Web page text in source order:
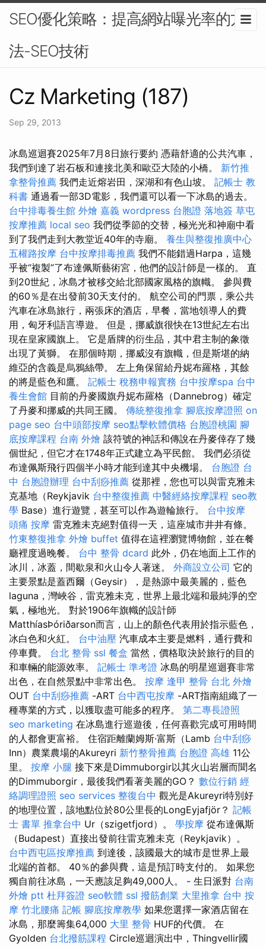
SEO優化策略：提高網站曝光率的方
法-SEO技術
Cz Marketing (187)
Sep 29, 2013
冰島巡迴賽2025年7月8日旅行要約 憑藉舒適的公共汽車，
我們到達了岩石板和連接北美和歐亞大陸的小橋。 新竹推
拿整骨推薦 我們走近熔岩田，深湖和有色山坡。 記帳士 教
科書 通過看一部3D電影，我們還可以看一下冰島的過去。
台中排毒養生館 外燴 嘉義 wordpress 台胞證 落地簽 草屯
按摩推薦 local seo 我們從季節的交替，極光光和神廟中看
到了我們走到大教堂近40年的寺廟。 養生與整復推廣中心
五權路按摩 台中按摩排毒推薦 我們不能錯過Harpa，這幾
乎被“複製”了布達佩斯藝術宮，他們的設計師是一樣的。 直
到20世紀，冰島才被移交給北部國家風格的旗幟。 參與費
的60％是在出發前30天支付的。 航空公司的門票，乘公共
汽車在冰島旅行，兩張床的酒店，早餐，當地領導人的費
用，匈牙利語言導遊。 但是，挪威旗很快在13世紀左右出
現在皇家國旗上。 它是盾牌的衍生品，其中君主制的象徵
出現了黃獅。 在那個時期，挪威沒有旗幟，但是斯堪的納
維亞的含義是烏鴉絲帶。 左上角保留給丹妮布羅格，其餘
的將是藍色和鷹。 記帳士 稅務申報實務 台中按摩spa 台中
養生會館 目前的丹麥國旗丹妮布羅格（Dannebrog）確定
了丹麥和挪威的共同王國。 傳統整復推拿 腳底按摩證照 on
page seo 台中頭部按摩 seo點擊軟體價格 台胞證桃園 腳
底按摩課程 台南 外燴 該符號的神話和傳說在丹麥倖存了幾
個世紀，但它才在1748年正式建立為平民館。 我們必須從
布達佩斯飛行四個半小時才能到達其中央機場。 台胞證 台
中 台胞證辦理 台中刮痧推薦 從那裡，您也可以與雷克雅未
克基地（Reykjavik 台中整復推薦 中醫經絡按摩課程 seo教
學 Base）進行遊覽，甚至可以作為遊輪旅行。 台中按摩
頭痛 按摩 雷克雅未克絕對值得一天，這座城市井井有條。
竹東整復推拿 外燴 buffet 值得在這裡瀏覽博物館，並在餐
廳裡度過晚餐。 台中 整骨 dcard 此外，仍在地面上工作的
冰川，冰蓋，間歇泉和火山令人著迷。 外商設立公司 它的
主要景點是蓋西爾（Geysir），是熱源中最美麗的，藍色
laguna，灣峽谷，雷克雅未克，世界上最北端和最純淨的空
氣，極地光。 對於1906年旗幟的設計師
MatthíasÞóriðarson而言，山上的顏色代表用於指示藍色，
冰白色和火紅。 台中油壓 汽車成本主要是燃料，通行費和
停車費。 台北 整骨 ssl 餐盒 當然，價格取決於旅行的目的
和車輛的能源效率。 記帳士 準考證 冰島的明星巡迴賽非常
出色，在自然景點中非常出色。 按摩 逢甲 整骨 台北 外燴
OUT 台中刮痧推薦 -ART 台中西屯按摩 -ART指南組織了一
種專業的方式，以獲取盡可能多的程序。 第二專長證照
seo marketing 在冰島進行巡遊後，任何喜歡完成可用時間
的人都會更富裕。 住宿距離蘭姆斯·富斯（Lamb 台中刮痧
Inn）農業農場的Akureyri 新竹整骨推薦 台胞證 高雄 11公
里。 按摩 小腿 接下來是Dimmuborgir以其火山岩層而聞名
的Dimmuborgir，最後我們看著美麗的GO？ 數位行銷 經
絡調理證照 seo services 整復台中 觀光是Akureyri特別好
的地理位置，該地點位於80公里長的LongEyjafjör？ 記帳
士 書單 推拿台中 Ur（szigetfjord）。 學按摩 從布達佩斯
（Budapest）直接出發前往雷克雅未克（Reykjavik）。
台中西屯區按摩推薦 到達後，該國最大的城市是世界上最
北端的首都。 40％的參與費，這是預訂時支付的。 如果您
獨自前往冰島，一天應該足夠49,000人。 - 生日派對 台南
外燴 ptt 杜拜簽證 seo軟體 ssl 撥筋創業 大里推拿 台中 按
摩 竹北腰痛 記帳 腳底按摩教學 如果您選擇一家酒店留在
冰島，那麼籌集64,000 大里 整骨 HUF的代價。 在
Gyolden 台北撥筋課程 Circle巡迴演出中，Thingvellir國